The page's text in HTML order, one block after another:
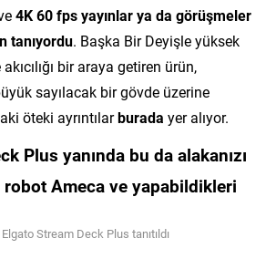
4K 60 fps yayınlar ya da görüşmeler
tanıyordu. Başka Bir Deyişle yüksek
bir araya getiren ürün,
sayılacak bir gövde üzerine
öteki ayrıntılarburada yer alıyor.
Plus yanında bu da alakanızı
robot Ameca ve yapabildikleri
Stream Deck Plus tanıtıldı